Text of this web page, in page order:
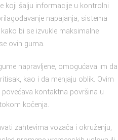
koji šalju informacije u kontrolni
napajanja, sistema
bi se izvukle maksimalne
ovih guma.
napravljene, omogućava im da
kao i da menjaju oblik. Ovim
kontaktna površina u
kočenja.
zahtevima vozača i okruženju,